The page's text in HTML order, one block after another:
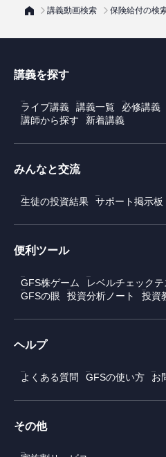
講義動画検索 保険給付の検
講義を探す
ライブ講義 講義一覧 必修講義
講師から探す
新着講義
みんなと交流
生徒の投資結果 サポート掲示板
便利ツール
GFS株ゲーム レベルチェックテ
GFSの眼
投資分析ノート 投資
ヘルプ
よくある質問 GFSの使い方 お
その他